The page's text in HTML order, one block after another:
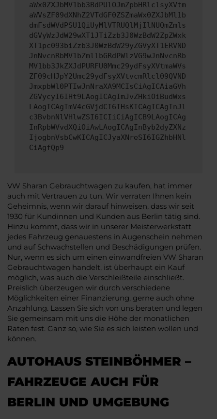
aWx0ZXJbMV1bb3BdPUlOJmZpbHRlclsyXVtm
aWVsZF09dXNhZ2VTdGF0ZSZmaWx0ZXJbMl1b
dmFsdWVdPSU1QiUyMlVTRUQlMjIlNUQmZmls
dGVyWzJdW29wXT1JTiZzb3J0WzBdW2ZpZWxk
XT1pc093biZzb3J0WzBdW29yZGVyXT1ERVND
JnNvcnRbMV1bZmllbGRdPWlzVG9wJnNvcnRb
MV1bb3JkZXJdPURFU0Mmc29ydFsyXVtmaWVs
ZF09cHJpY2Umc29ydFsyXVtvcmRlcl09QVND
JmxpbWl0PTIwJnNraXA9MCIsCiAgICAiaGVh
ZGVycyI6IHt9LAogICAgImJvZHkiOiBudWxs
LAogICAgImV4cGVjdCI6IHsKICAgICAgInJl
c3BvbnNlVHlwZSI6ICIiCiAgICB9LAogICAg
InRpbWVvdXQiOiAwLAogICAgInByb2dyZXNz
IjogbnVsbCwKICAgICJyaXNreSI6IGZhbHNl
CiAgfQp9
VW Sharan Gebrauchtwagen zu kaufen, hat immer
auch mit Vertrauen zu tun. Wir verraten Ihnen kein
Geheimnis, wenn wir darauf hinweisen, dass wir seit
1930 für Kundinnen und Kunden aus Berlin tätig sind.
Hinzu kommt, dass wir in unserer Meisterwerkstatt
jedes Fahrzeug genauestens in Augenschein nehmen
und auf Schwachstellen und Beschädigungen prüfen.
Nur, wenn es sich um einen einwandfreien VW Sharan
Gebrauchtwagen handelt, ist überhaupt ein Kauf
möglich, was auch die Verschleißteile einschließt.
Preislich überzeugen wir durch verschiedene
Möglichkeiten einer Finanzierung, gerne auch ohne
Anzahlung. Lassen Sie sich von uns beraten und legen
Sie gemeinsam mit uns die Höhe der monatlichen
Raten fest. Ganz so, wie Sie es sich leisten wollen und
können.
AUTOHAUS STEINBÖHMER –
FAHRZEUGE AUCH FÜR
BERLIN UND UMGEBUNG